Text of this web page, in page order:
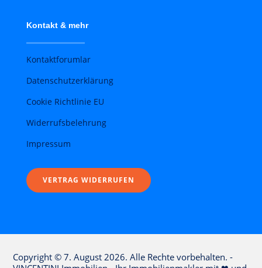
Kontakt & mehr
Kontaktforumlar
Datenschutzerklärung
Cookie Richtlinie EU
Widerrufsbelehrung
Impressum
VERTRAG WIDERRUFEN
Copyright © 7. August 2026. Alle Rechte vorbehalten. -